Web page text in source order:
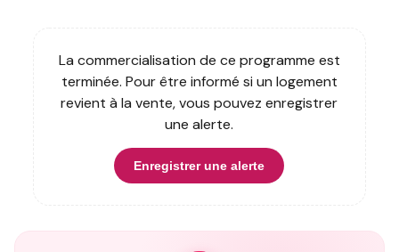
La commercialisation de ce programme est
terminée. Pour être informé si un logement
revient à la vente, vous pouvez enregistrer
une alerte.
Enregistrer une alerte